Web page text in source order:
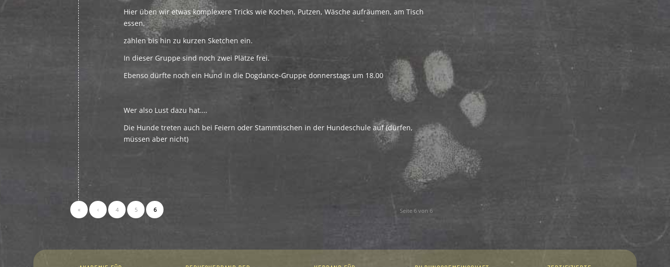
Hier üben wir etwas komplexere Tricks wie Kochen, Putzen, Wäsche aufräumen, am Tisch
essen,
zählen bis hin zu kurzen Sketchen ein.
In dieser Gruppe sind noch zwei Plätze frei.
Ebenso dürfte noch ein Hund in die Dogdance-Gruppe donnerstags um 18.00
Wer also Lust dazu hat….
Die Hunde treten auch bei Feiern oder Stammtischen in der Hundeschule auf (dürfen,
müssen aber nicht)
Seite 6 von 6
« ‹ 4 5 6